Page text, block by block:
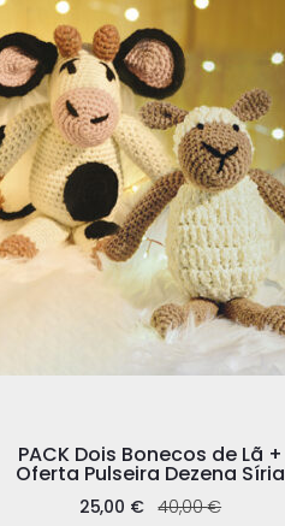
PACK Dois Bonecos de Lã +
Oferta Pulseira Dezena Síria
40,00€
25,00 €